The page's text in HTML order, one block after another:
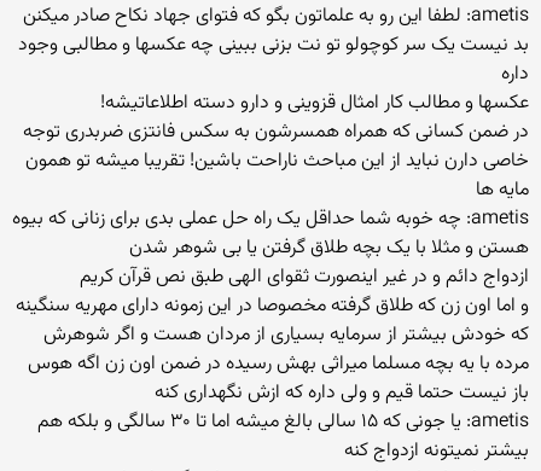
ametis: لطفا این رو به علماتون بگو که فتوای جهاد نکاح صادر میکنن
بد نیست یک سر کوچولو تو نت بزنی ببینی چه عکسها و مطالبی وجود
داره
عکسها و مطالب کار امثال قزوینی و دارو دسته اطلاعاتیشه!
در ضمن کسانی که همراه همسرشون به سکس فانتزی ضربدری توجه
خاصی دارن نباید از این مباحث ناراحت باشین! تقریبا میشه تو همون
مایه ها
ametis: چه خوبه شما حداقل یک راه حل عملی بدی برای زنانی که بیوه
هستن و مثلا با یک بچه طلاق گرفتن یا بی شوهر شدن
ازدواج دائم و در غیر اینصورت ثقوای الهی طبق نص قرآن کریم
و اما اون زن که طلاق گرفته مخصوصا در این زمونه دارای مهریه سنگینه
که خودش بیشتر از سرمایه بسیاری از مردان هست و اگر شوهرش
مرده با یه بچه مسلما میراثی بهش رسیده در ضمن اون زن اگه هوس
باز نیست حتما قیم و ولی داره که ازش نگهداری کنه
ametis: یا جونی که ۱۵ سالی بالغ میشه اما تا ۳۰ سالگی و بلکه هم
بیشتر نمیتونه ازدواج کنه